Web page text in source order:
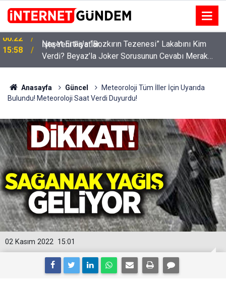
15:58
Neşet Ertaş’a “Bozkırın Tezenesi” Lakabını Kim
Verdi? Beyaz’la Joker Sorusunun Cevabı Merak
Edildi
Anasayfa Güncel
Meteoroloji Tüm İller İçin Uyarıda
Bulundu! Meteoroloji Saat Verdi Duyurdu!
15:01
02 Kasım 2022